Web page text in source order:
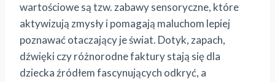
wartościowe są tzw. zabawy sensoryczne, które
aktywizują zmysły i pomagają maluchom lepiej
poznawać otaczający je świat. Dotyk, zapach,
dźwięki czy różnorodne faktury stają się dla
dziecka źródłem fascynujących odkryć, a